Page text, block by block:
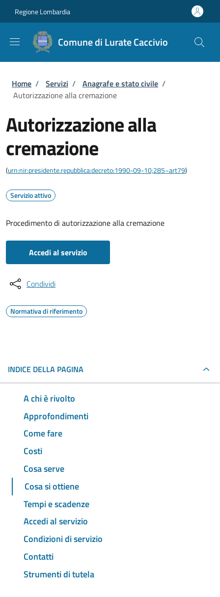
Regione Lombardia
Comune di Lurate Caccivio
Briciole di pane
Home / Servizi / Anagrafe e stato civile /
Autorizzazione alla cremazione
Autorizzazione alla
cremazione
(urn:nir:presidente.repubblica:decreto:1990-09-10;285~art79)
Servizio attivo
Procedimento di autorizzazione alla cremazione
Accedi al servizio
Condividi
Normativa di riferimento
INDICE DELLA PAGINA
A chi è rivolto
Approfondimenti
Come fare
Costi
Cosa serve
Cosa si ottiene
Tempi e scadenze
Accedi al servizio
Condizioni di servizio
Contatti
Strumenti di tutela